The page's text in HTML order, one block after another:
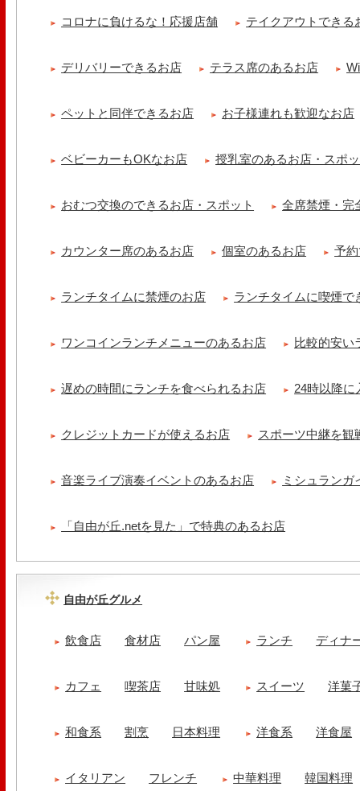
ッコラサラダをそえて)手..
【 平日限定ランチメニュー 】 ワンプレートランチ登場！！パスタや
京都九条ねぎ焼き専門店 ねぎ家 -時代家 旬-
だれ。とろりとした温泉卵..
【 よもぎ蒸しやリラクゼーション専門の顧問契約 】 冷え性改善協会
クゼーション店を専..
コロナに負けるな！応援店舗 テイクアウトできる
デリバリーできるお店 テラス席のあるお店
ペットと同伴できるお店 お子様連れも歓迎なお店
ベビーカーもOKなお店 授乳室のあるお店・スポ
おむつ交換のできるお店・スポット 全席禁煙・完
カウンター席のあるお店 個室のあるお店 予
ランチタイムに禁煙のお店 ランチタイムに喫煙で
ワンコインランチメニューのあるお店 比較的安い
遅めの時間にランチを食べられるお店 24時以降に
クレジットカードが使えるお店 スポーツ中継を観
音楽ライブ演奏イベントのあるお店 ミシュランガ
「自由が丘.netを見た」で特典のあるお店
自由が丘グルメ
飲食店 食材店 パン屋 ランチ ディナ
カフェ 喫茶店 甘味処 スイーツ 洋菓
和食系 割烹 日本料理 洋食系 洋食屋
イタリアン フレンチ 中華料理 韓国料理